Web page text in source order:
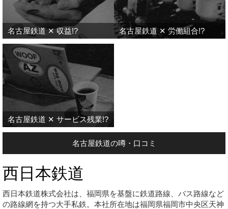
名古屋鉄道 ✕ 収益!? 名古屋鉄道 ✕ 労働組合!?
名古屋鉄道 ✕ サービス残業!?
名古屋鉄道の噂・口コミ
西日本鉄道
西日本鉄道株式会社は、福岡県を基盤に鉄道路線、バス路線など
の路線網を持つ大手私鉄。本社所在地は福岡県福岡市中央区天神